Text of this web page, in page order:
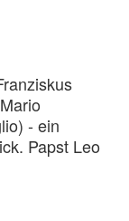
- ein
Papst Leo